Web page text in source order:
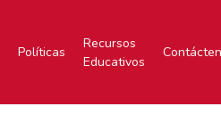
Políticas
Recursos
Educativos